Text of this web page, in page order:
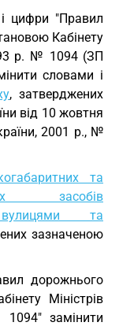
цифри "Правил
Кабінету
р. № 1094 (ЗП
словами і
, затверджених
від 10 жовтня
2001 р., №
та
засобів
та
зазначеною
дорожнього
Міністрів
замінити